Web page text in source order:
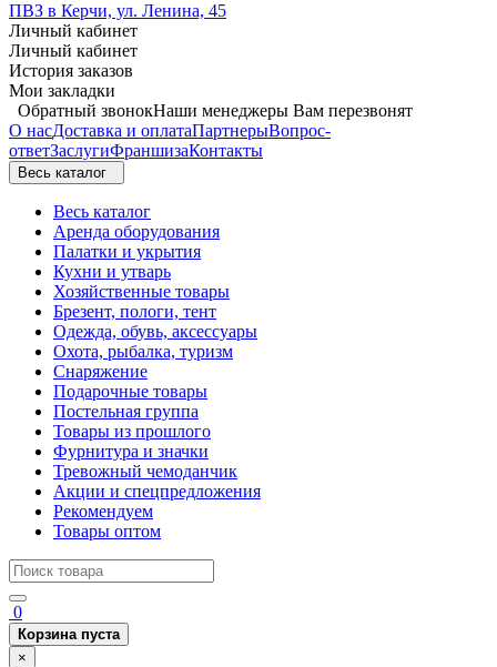
ПВЗ в Керчи, ул. Ленина, 45
Личный кабинет
Личный кабинет
История заказов
Мои закладки
Обратный звонокНаши менеджеры Вам перезвонят
О насДоставка и оплатаПартнерыВопрос-
ответЗаслугиФраншизаКонтакты
Весь каталог
Весь каталог
Аренда оборудования
Палатки и укрытия
Кухни и утварь
Хозяйственные товары
Брезент, пологи, тент
Одежда, обувь, аксессуары
Охота, рыбалка, туризм
Снаряжение
Подарочные товары
Постельная группа
Товары из прошлого
Фурнитура и значки
Тревожный чемоданчик
Акции и спецпредложения
Рекомендуем
Товары оптом
0
Корзина пуста
×